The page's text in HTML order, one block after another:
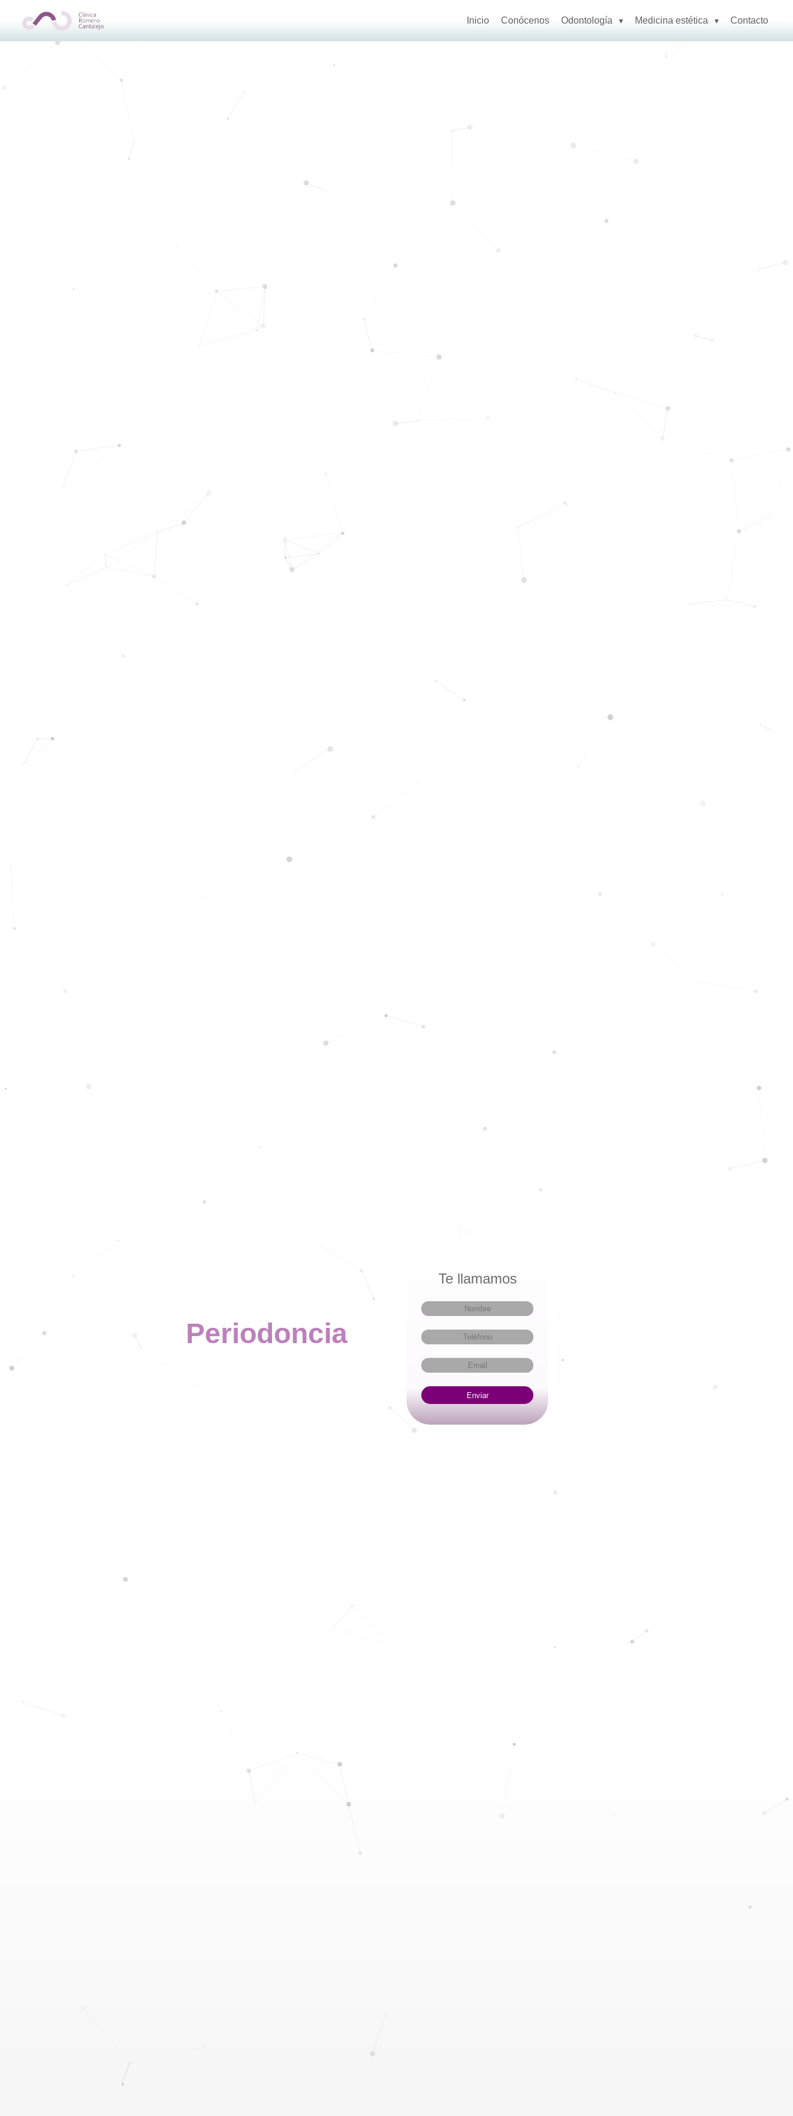
Inicio
Conócenos Odontología Medicina estética Contacto
Periodoncia
Te llamamos
Enviar